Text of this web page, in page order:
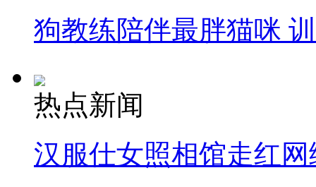
狗教练陪伴最胖猫咪
热点新闻
汉服仕女照相馆走红网